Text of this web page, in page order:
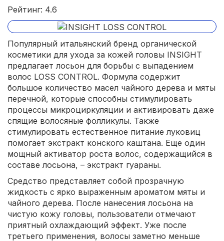
Рейтинг: 4.6
Популярный итальянский бренд органической
косметики для ухода за кожей головы INSIGHT
предлагает лосьон для борьбы с выпадением
волос LOSS CONTROL. Формула содержит
большое количество масел чайного дерева и мяты
перечной, которые способны стимулировать
процессы микроциркуляции и активировать даже
спящие волосяные фолликулы. Также
стимулировать естественное питание луковиц
помогает экстракт конского каштана. Еще один
мощный активатор роста волос, содержащийся в
составе лосьона, – экстракт гуараны.
Средство представляет собой прозрачную
жидкость с ярко выраженным ароматом мяты и
чайного дерева. После нанесения лосьона на
чистую кожу головы, пользователи отмечают
приятный охлаждающий эффект. Уже после
третьего применения, волосы заметно меньше